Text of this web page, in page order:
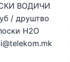
ВОДИЧИ
/ друштво
H2О